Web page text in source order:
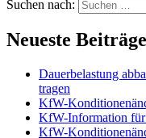
Suchen nach:
Neueste Beiträge
Dauerbelastung
tragen
KfW-
KfW-Information
KfW-